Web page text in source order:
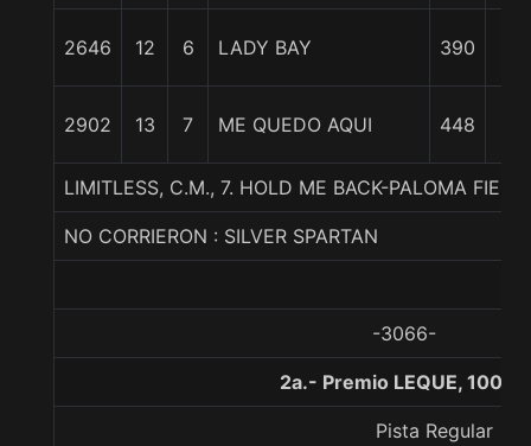
2646 12 6 LADY BAY 390
2902 13 7 ME QUEDO AQUI 448
LIMITLESS, C.M., 7. HOLD ME BACK-PALOMA FIEL-
NO CORRIERON : SILVER SPARTAN
-3066-
2a.- Premio LEQUE, 1000
Pista Regular